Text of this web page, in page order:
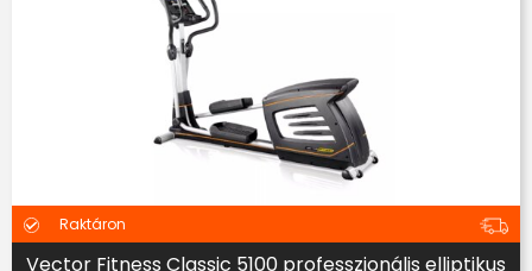
Raktáron
Vector Fitness Classic 5100 professzionális elliptikus